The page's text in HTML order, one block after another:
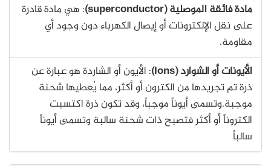
مادة فائقة الموصلية (superconductor)
: هي مادة قادرة
على نقل الإلكترونات أو إيصال الكهرباء دون وجود أي
مقاومة.
الأيونات أو الشوارد (Ions)
: الأيون أو الشاردة هو عبارة عن
ذرة تم تجريدها من الكترون أو أكثر، مما يُعطيها شحنة
موجبة.وتسمى أيوناً موجباً، وقد تكون ذرة اكتسبت
الكتروناً أو أكثر فتصبح ذات شحنة سالبة وتسمى أيوناً
سالباً